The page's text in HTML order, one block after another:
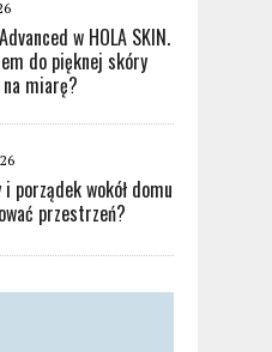
w HOLA SKIN.
do pięknej skóry
miarę?
porządek wokół domu
przestrzeń?